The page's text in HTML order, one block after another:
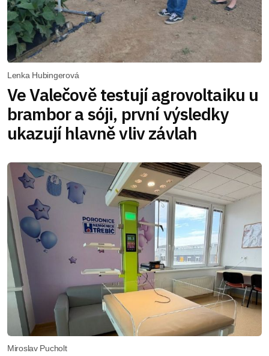
Lenka Hubingerová
Ve Valečově testují agrovoltaiku u
brambor a sóji, první výsledky
ukazují hlavně vliv závlah
Miroslav Pucholt